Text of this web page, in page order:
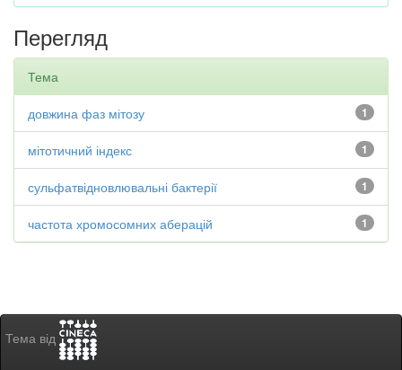
Перегляд
Тема
1
довжина фаз мітозу
1
мітотичний індекс
1
сульфатвідновлювальні бактерії
1
частота хромосомних аберацій
Тема від